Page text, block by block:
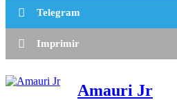
Telegram
Imprimir
Amauri Jr